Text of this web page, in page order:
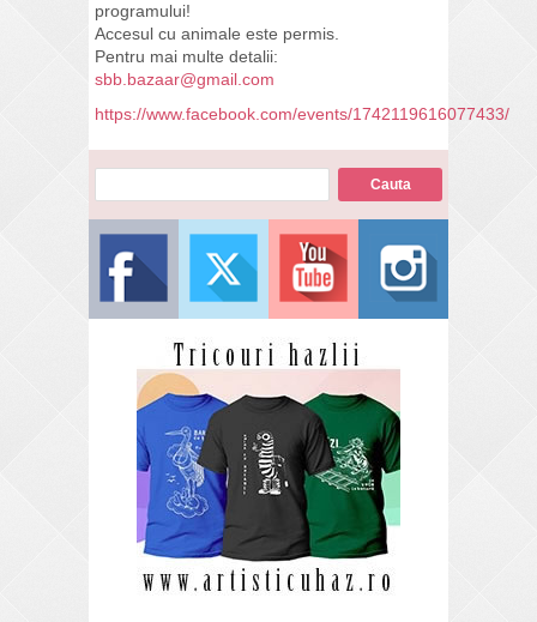
programului!
Accesul cu animale este permis.
Pentru mai multe detalii:
sbb.bazaar@gmail.com
https://www.facebook.com/events/1742119616077433/